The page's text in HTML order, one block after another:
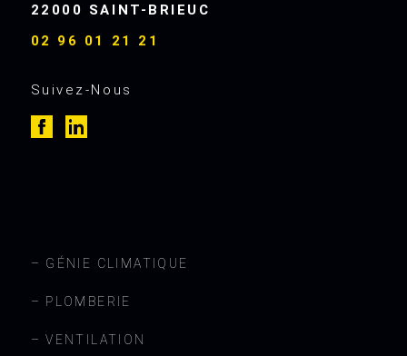
22000 SAINT-BRIEUC
02 96 01 21 21
Suivez-Nous
z a
– GÉNIE CLIMATIQUE
– PLOMBERIE
– VENTILATION